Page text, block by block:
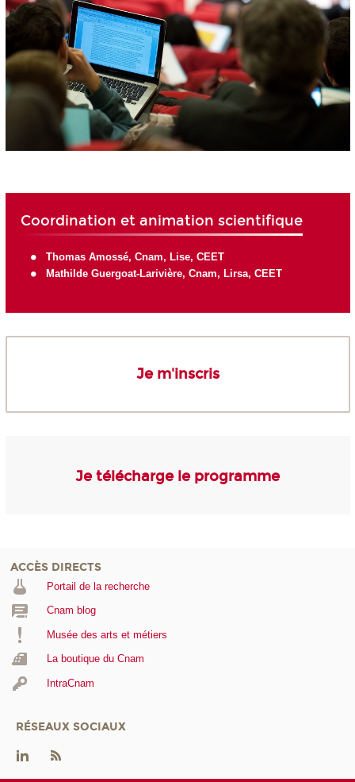
Coordination et animation scientifique
Thomas Amossé, Cnam, Lise, CEET
Mathilde Guergoat-Larivière, Cnam, Lirsa, CEET
Je m'inscris
Je télécharge le programme
ACCÈS DIRECTS
Portail de la recherche
Cnam blog
Musée des arts et métiers
La boutique du Cnam
IntraCnam
RÉSEAUX SOCIAUX